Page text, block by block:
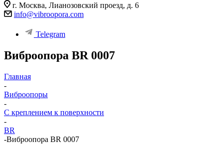
г. Москва, Лианозовский проезд, д. 6
info@vibroopora.com
Telegram
Виброопора BR 0007
Главная
-
Виброопоры
-
С креплением к поверхности
-
BR
-Виброопора BR 0007